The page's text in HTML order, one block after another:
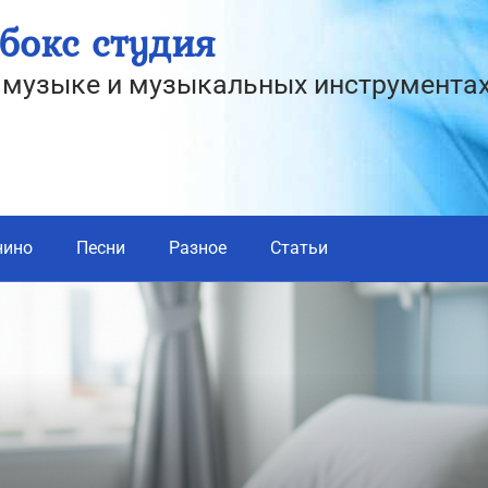
студия
музыке и музыкальных
Песни Разное Статьи